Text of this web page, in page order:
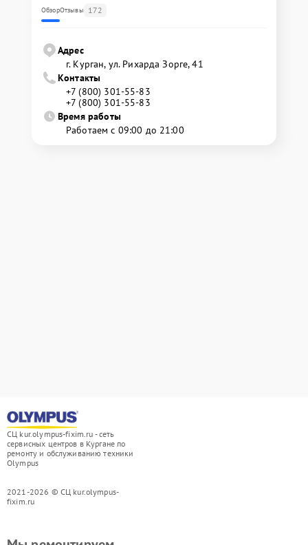
ОбзорОтзывы 172
Адрес
г. Курган, ул. Рихарда Зорге, 41
Контакты
+7 (800) 301-55-83
+7 (800) 301-55-83
Время работы
Работаем с 09:00 до 21:00
СЦ kur.olympus-fixim.ru - сеть
сервисных центров в Кургане по
ремонту и обслуживанию техники
Olympus
2021-2026 © СЦ kur.olympus-
fixim.ru